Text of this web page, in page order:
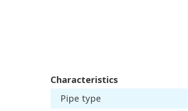
Characteristics
Pipe type